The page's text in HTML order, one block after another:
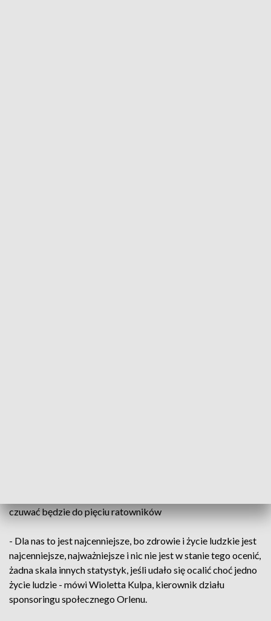
czuwać będzie do pięciu ratowników
- Dla nas to jest najcenniejsze, bo zdrowie i życie ludzkie jest
najcenniejsze, najważniejsze i nic nie jest w stanie tego ocenić,
żadna skala innych statystyk, jeśli udało się ocalić choć jedno
życie ludzie - mówi Wioletta Kulpa, kierownik działu
sponsoringu społecznego Orlenu.